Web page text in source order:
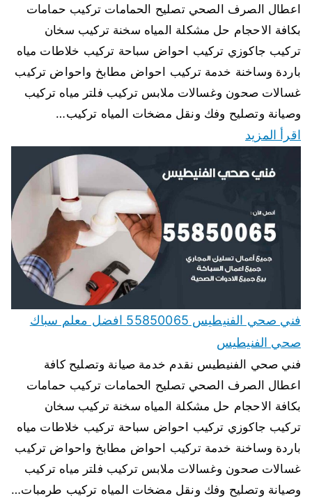
اعطال الصرف الصحي تصليح الحمامات تركيب حمامات
بكافة الاحجام حل مشكلة المياه سخنة تركيب سخان
تركيب جاكوزي تركيب احواض سباحة تركيب خلاطات مياه
باردة وساخنة خدمة تركيب احواض مطابخ واحواض تركيب
غسالات صحون وغسالات ملابس تركيب فلتر مياه تركيب
وصيانة وتصليح وفك ونقل مضخات المياه تركيب…
اقرأ المزيد
فني صحي الفنيطيس 55850065 افضل معلم سباك
صحي الفنيطيس
فني صحي الفنيطيس نقدم خدمة صيانة وتصليح كافة
اعطال الصرف الصحي تصليح الحمامات تركيب حمامات
بكافة الاحجام حل مشكلة المياه سخنة تركيب سخان
تركيب جاكوزي تركيب احواض سباحة تركيب خلاطات مياه
باردة وساخنة خدمة تركيب احواض مطابخ واحواض تركيب
غسالات صحون وغسالات ملابس تركيب فلتر مياه تركيب
وصيانة وتصليح وفك ونقل مضخات المياه تركيب طرمبات…